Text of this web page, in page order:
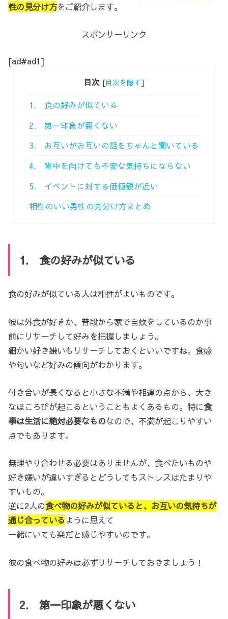
性の見分け方をご紹介します。
スポンサーリンク
[ad#ad1]
目次 [目次を隠す]
1. 食の好みが似ている
2. 第一印象が悪くない
3. お互いがお互いの話をちゃんと聞いている
4. 背中を向けても不安な気持ちにならない
5. イベントに対する価値観が近い
相性のいい男性の見分け方まとめ
1. 食の好みが似ている
食の好みが似ている人は相性がよいものです。
彼は外食が好きか、普段から家で自炊をしているのか事
前にリサーチして好みを把握しましょう。
細かい好き嫌いもリサーチしておくといいですね。食感
や匂いなど好みの傾向がわかります。
付き合いが長くなると小さな不満や相違の点から、大き
なほころびが起こるということもよくあるもの。特に食
事は生活に絶対必要なものなので、不満が起こりやすい
点でもあります。
無理やり合わせる必要はありませんが、食べたいものや
好き嫌いが違いすぎるとどうしてもストレスはたまりや
すいもの。
逆に2人の食べ物の好みが似ていると、お互いの気持ちが
通じ合っている ように思えて
一緒にいても楽だと感じやすいのです。
彼の食べ物の好みは必ずリサーチしておきましょう！
2. 第一印象が悪くない